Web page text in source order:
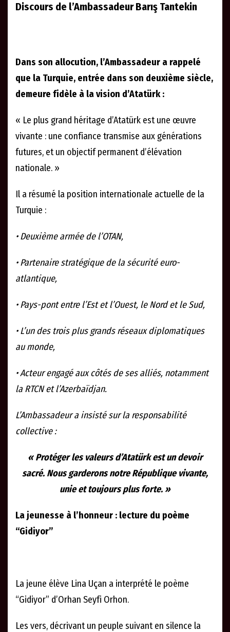
Discours de l’Ambassadeur Barış Tantekin
Dans son allocution, l’Ambassadeur a rappelé
que la Turquie, entrée dans son deuxième siècle,
demeure fidèle à la vision d’Atatürk :
« Le plus grand héritage d’Atatürk est une œuvre
vivante : une confiance transmise aux générations
futures, et un objectif permanent d’élévation
nationale. »
Il a résumé la position internationale actuelle de la
Turquie :
• Deuxième armée de l’OTAN,
• Partenaire stratégique de la sécurité euro-
atlantique,
• Pays-pont entre l’Est et l’Ouest, le Nord et le Sud,
• L’un des trois plus grands réseaux diplomatiques
au monde,
• Acteur engagé aux côtés de ses alliés, notamment
la RTCN et l’Azerbaïdjan.
L’Ambassadeur a insisté sur la responsabilité
collective :
« Protéger les valeurs d’Atatürk est un devoir
sacré. Nous garderons notre République vivante,
unie et toujours plus forte. »
La jeunesse à l’honneur : lecture du poème
“Gidiyor”
La jeune élève Lina Uçan a interprété le poème
“Gidiyor” d’Orhan Seyfi Orhon.
Les vers, décrivant un peuple suivant en silence la